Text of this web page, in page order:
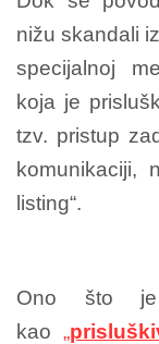
nižu skandali
specijalnoj
koja je
tzv. pristup
komunikaciji,
listing“.
Ono što
kao „